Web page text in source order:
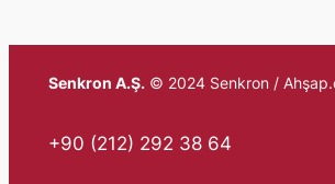
Senkron A.Ş.© 2024 Senkron /
+90 (212) 292 38 64